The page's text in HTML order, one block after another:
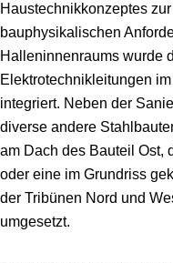
Haustechnikkonzeptes
bauphysikalischen
Halleninnenraums wurde
Elektrotechnikleitungen
integriert. Neben der
diverse andere
am Dach des Bauteil Ost,
oder eine im Grundriss
der Tribünen Nord und
umgesetzt.